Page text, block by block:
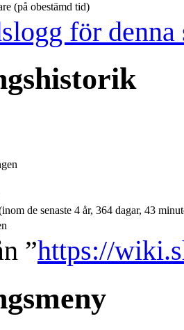
(på obestämd tid)
för denna
de senaste 4 år, 364 dagar, 43
”https://